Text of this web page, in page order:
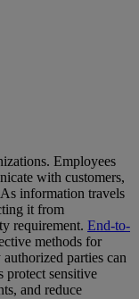
Employees
with customers,
information travels
it from
requirement. End-to-
methods for
parties can
protect sensitive
and reduce